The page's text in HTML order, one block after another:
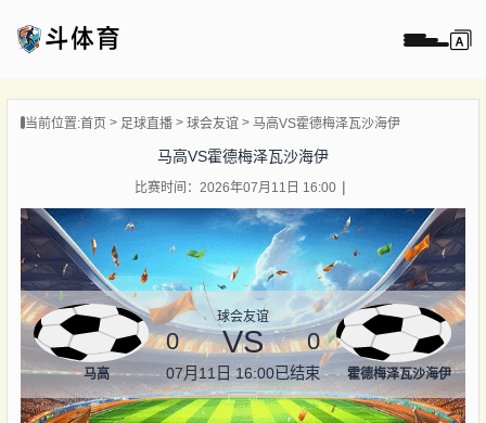
播
像
闻
当前位置:首页 足球直播 球会友谊 马高VS霍德梅泽瓦沙海伊
马高VS霍德梅泽瓦沙海伊
比赛时间：2026年07月11日 16:00
马高
球会友谊
0 VS 0
07月11日 16:00已结束 霍德梅泽瓦沙海伊